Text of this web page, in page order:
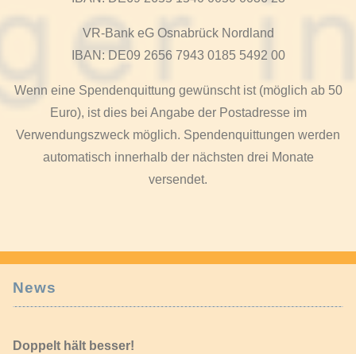
VR-Bank eG Osnabrück Nordland
IBAN: DE09 2656 7943 0185 5492 00
Wenn eine Spendenquittung gewünscht ist (möglich ab 50
Euro), ist dies bei Angabe der Postadresse im
Verwendungszweck möglich. Spendenquittungen werden
automatisch innerhalb der nächsten drei Monate
versendet.
News
Doppelt hält besser!